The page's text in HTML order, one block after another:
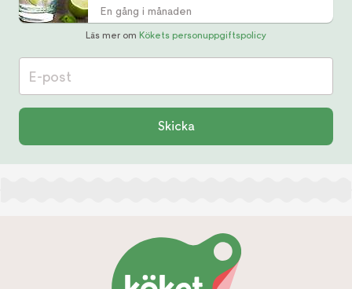
En gång i månaden
Läs mer om Kökets personuppgiftspolicy
E-post
Skicka